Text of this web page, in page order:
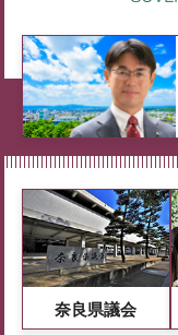
奈良県議会